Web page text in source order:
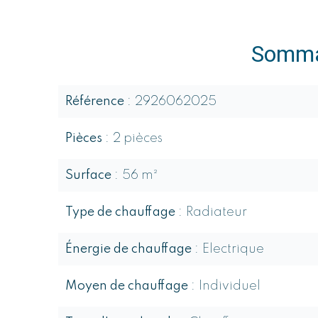
Référence 2926062025
Pièces 2 pièces
Surface 56 m²
Type de chauffage Radiateur
Énergie de chauffage Electrique
Moyen de chauffage Individuel